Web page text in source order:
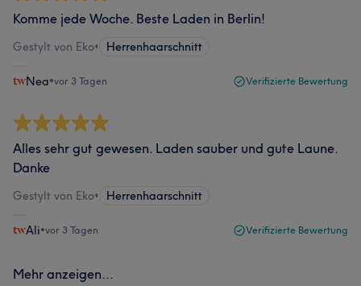
Komme jede Woche. Beste Laden in Berlin!
Gestylt von Eko• Herrenhaarschnitt
Nea•vor 3 Tagen Verifizierte Bewertung
Alles sehr gut gewesen. Laden sauber und gute Laune.
Danke
Gestylt von Eko• Herrenhaarschnitt
Ali•vor 3 Tagen Verifizierte Bewertung
Mehr anzeigen...